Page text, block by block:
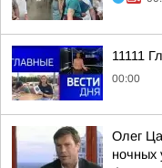
11111
00:00
Олег
ночных